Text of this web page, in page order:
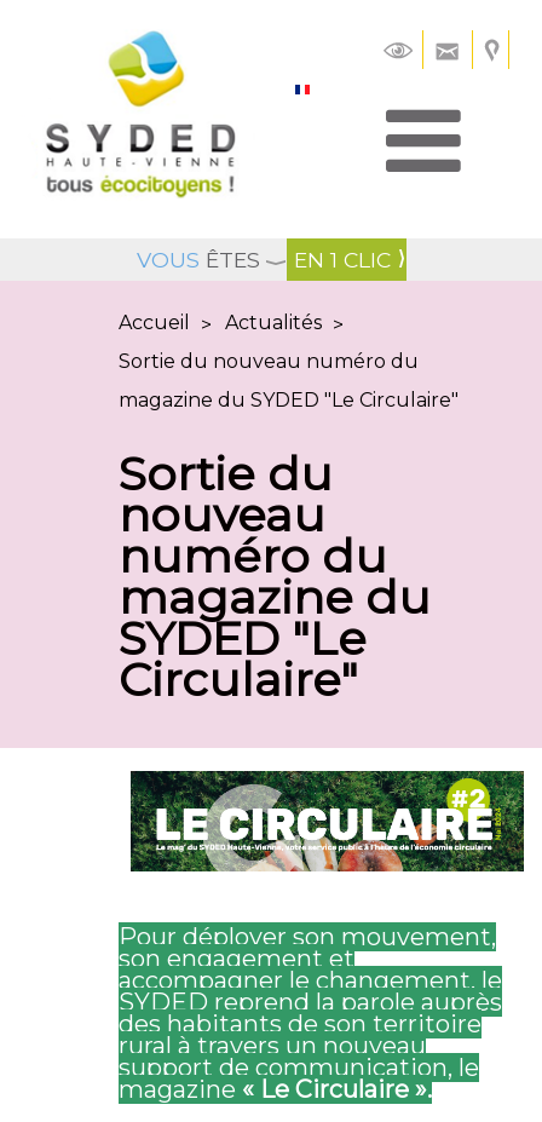
VOUS ÊTES EN 1 CLIC
Accueil > Actualités >
Sortie du nouveau numéro du
magazine du SYDED "Le Circulaire"
Sortie du
nouveau
numéro du
magazine du
SYDED "Le
Circulaire"
Pour déployer son mouvement,
son engagement et
accompagner le changement, le
SYDED reprend la parole auprès
des habitants de son territoire
rural à travers un nouveau
support de communication, le
magazine « Le Circulaire ».